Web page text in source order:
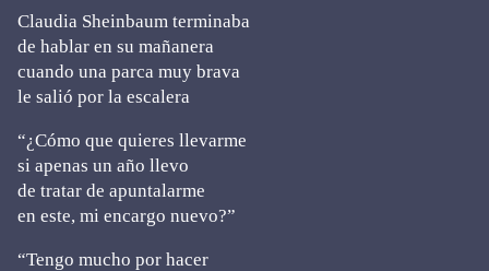
Claudia Sheinbaum terminaba
de hablar en su mañanera
cuando una parca muy brava
le salió por la escalera
“¿Cómo que quieres llevarme
si apenas un año llevo
de tratar de apuntalarme
en este, mi encargo nuevo?”
“Tengo mucho por hacer